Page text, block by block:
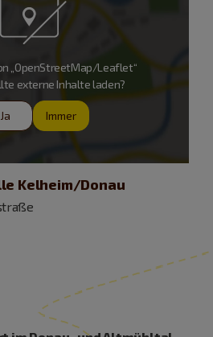
„OpenStreetMap/Leaflet“
externe Inhalte laden?
Ja Immer
Kelheim/Donau